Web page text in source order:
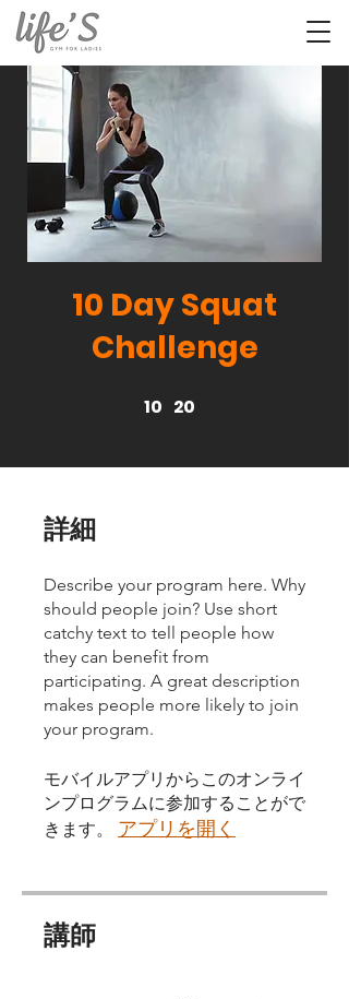
10 Day Squat
Challenge
10 10 undefined
20
詳細
Describe your program here. Why
should people join? Use short
catchy text to tell people how
they can benefit from
participating. A great description
makes people more likely to join
your program.
モバイルアプリからこのオンライ
ンプログラムに参加することがで
きます。
アプリを開く
講師